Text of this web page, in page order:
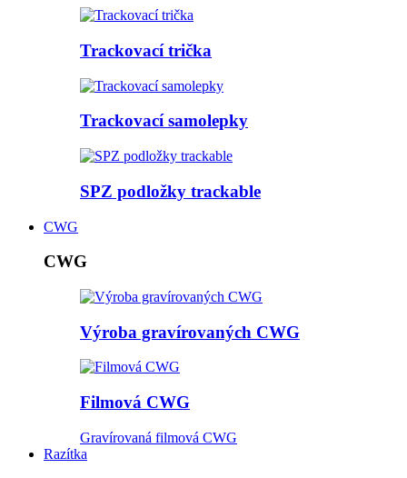
Trackovací trička
Trackovací samolepky
SPZ podložky trackable
CWG
CWG
Výroba gravírovaných CWG
Filmová CWG
Gravírovaná filmová CWG
Razítka